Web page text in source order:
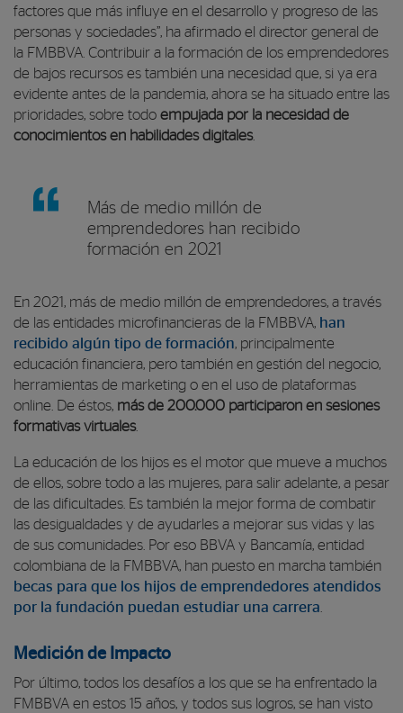
factores que más influye en el desarrollo y progreso de las
personas y sociedades”, ha afirmado el director general de
la FMBBVA. Contribuir a la formación de los emprendedores
de bajos recursos es también una necesidad que, si ya era
evidente antes de la pandemia, ahora se ha situado entre las
prioridades, sobre todo empujada por la necesidad de
conocimientos en habilidades digitales.
Más de medio millón de
emprendedores han recibido
formación en 2021
En 2021, más de medio millón de emprendedores, a través
de las entidades microfinancieras de la FMBBVA, han
recibido algún tipo de formación, principalmente
educación financiera, pero también en gestión del negocio,
herramientas de marketing o en el uso de plataformas
online. De éstos, más de 200.000 participaron en sesiones
formativas virtuales.
La educación de los hijos es el motor que mueve a muchos
de ellos, sobre todo a las mujeres, para salir adelante, a pesar
de las dificultades. Es también la mejor forma de combatir
las desigualdades y de ayudarles a mejorar sus vidas y las
de sus comunidades. Por eso BBVA y Bancamía, entidad
colombiana de la FMBBVA, han puesto en marcha también
becas para que los hijos de emprendedores atendidos
por la fundación puedan estudiar una carrera.
Medición de Impacto
Por último, todos los desafíos a los que se ha enfrentado la
FMBBVA en estos 15 años, y todos sus logros, se han visto